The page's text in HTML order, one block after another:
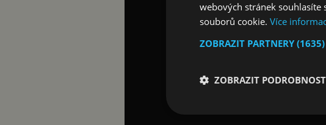
webových stránek souhlasíte
souborů cookie. Více
ZOBRAZIT PARTNERY
ZOBRAZIT